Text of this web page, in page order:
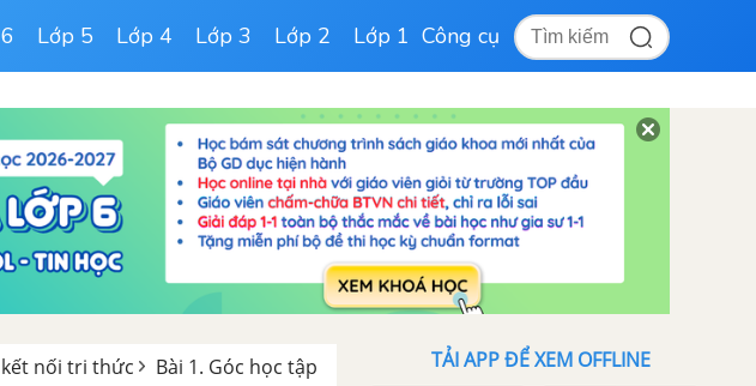
Lớp 5 Lớp 4 Lớp 3 Lớp 2 Lớp 1 Công cụ
nối tri thức
Bài 1. Góc học tập
TẢI APP ĐỂ XEM OFFLINE